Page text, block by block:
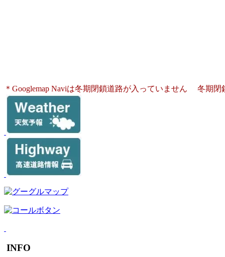
＊Googlemap Naviは冬期閉鎖道路が入っていません 冬期閉
INFO